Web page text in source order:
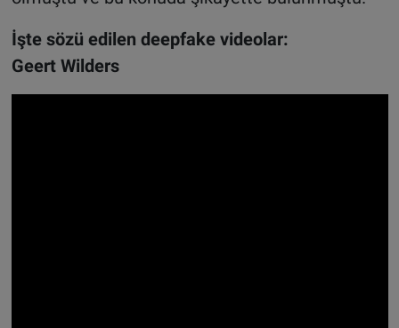
İşte sözü edilen deepfake videolar:
Geert Wilders